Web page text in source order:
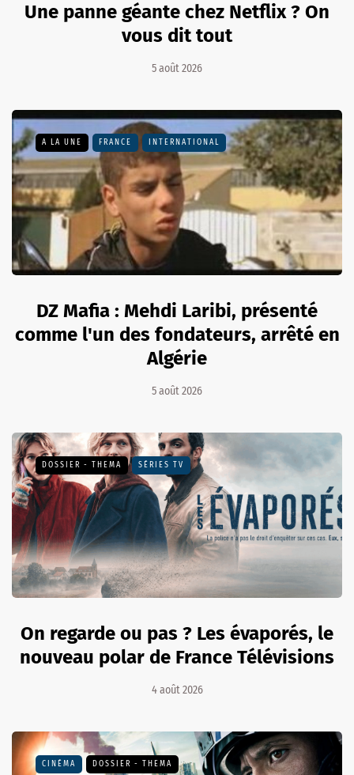
Une panne géante chez Netflix ? On
vous dit tout
5 août 2026
A LA UNE FRANCE INTERNATIONAL
DZ Mafia : Mehdi Laribi, présenté
comme l'un des fondateurs, arrêté en
Algérie
5 août 2026
DOSSIER - THEMA SÉRIES TV
On regarde ou pas ? Les évaporés, le
nouveau polar de France Télévisions
4 août 2026
CINÉMA DOSSIER - THEMA